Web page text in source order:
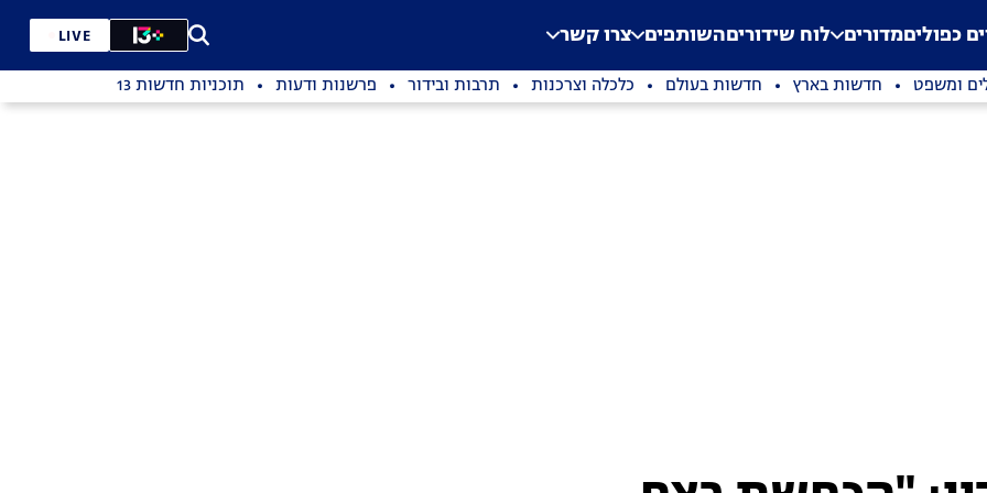
Application error: a
. כפוליםמדורים לוח שידוריםהשותפים צרו קשר LIVE
ומשפט חדשות בארץ חדשות בעולם כלכלה וצרכנות תרבות ובידור פרשנות ודעות תוכניות חדשות 13